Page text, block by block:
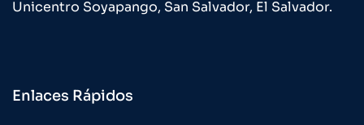
Unicentro Soyapango, San Salvador, El Salvador.
Enlaces Rápidos